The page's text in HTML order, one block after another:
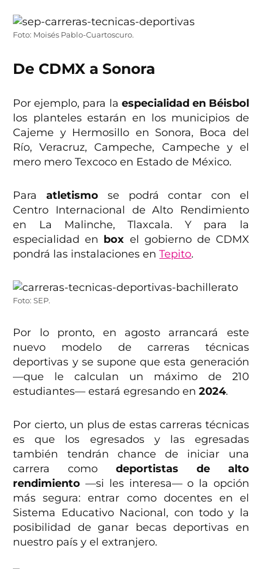
Foto: Moisés Pablo-Cuartoscuro.
De CDMX a Sonora
Por ejemplo, para la especialidad en Béisbol
los planteles estarán en los municipios de
Cajeme y Hermosillo en Sonora, Boca del
Río, Veracruz, Campeche, Campeche y el
mero mero Texcoco en Estado de México.
Paraatletismo se podrá contar con el
Centro Internacional de Alto Rendimiento
en La Malinche, Tlaxcala. Y para la
especialidad en box el gobierno de CDMX
pondrá las instalaciones enTepito.
Foto: SEP.
Por lo pronto, en agosto arrancará este
nuevo modelo de carreras técnicas
deportivas y se supone que esta generación
—que le calculan un máximo de 210
estudiantes— estará egresando en 2024.
Por cierto, un plus de estas carreras técnicas
es que los egresados y las egresadas
también tendrán chance de iniciar una
carrera como deportistas de alto
rendimiento —si les interesa— o la opción
más segura: entrar como docentes en el
Sistema Educativo Nacional, con todo y la
posibilidad de ganar becas deportivas en
nuestro país y el extranjero.